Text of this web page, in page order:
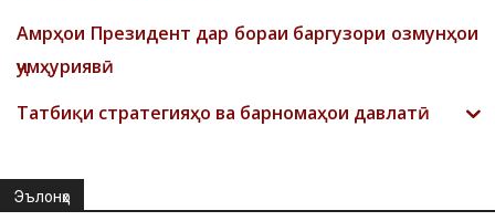
Амрҳои Президент дар бораи баргузори озмунҳои
ҷумҳуриявӣ
Татбиқи стратегияҳо ва барномаҳои давлатӣ
Эълонҳо